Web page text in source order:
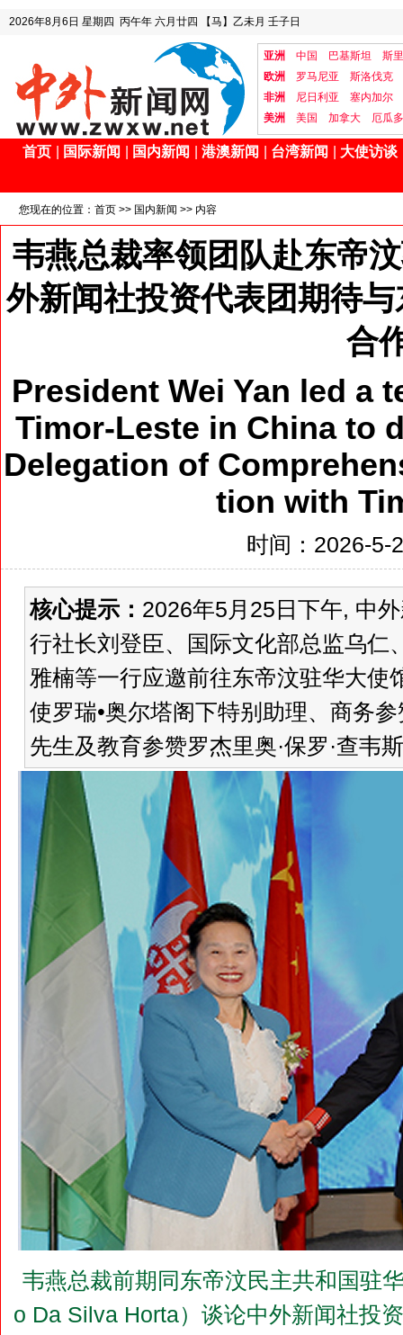
2026年8月6日 星期四 丙午年 六月廿四 【马】乙未月 壬子日
亚洲 中国 巴基斯坦
斯
欧洲
罗马尼亚
斯洛伐克
非洲
尼日利亚
塞内加尔
美洲
美国 加拿大 厄瓜
首页 国际新闻 国内新闻 港澳新闻 台湾新闻 大使访谈
您现在的位置： 首页 >> 国内新闻 >> 内容
韦燕总裁率领团队赴东帝
外新闻社投资代表团期待
合
President Wei Yan led a
Timor-Leste in China to
Delegation of
tion with
时间：2026-5-
核心提示： 2026年5月25日下午, 中
行社长刘登臣、国际文化部总监乌仁
雅楠等一行应邀前往东帝汶驻华大使
使罗瑞•奥尔塔阁下特别助理、商务
先生及教育参赞罗杰里奥·保罗·查韦
韦燕总裁前期同东帝汶民主共和国驻
o Da Silva Horta）谈论中外新闻社投